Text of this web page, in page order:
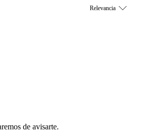
de avisarte.